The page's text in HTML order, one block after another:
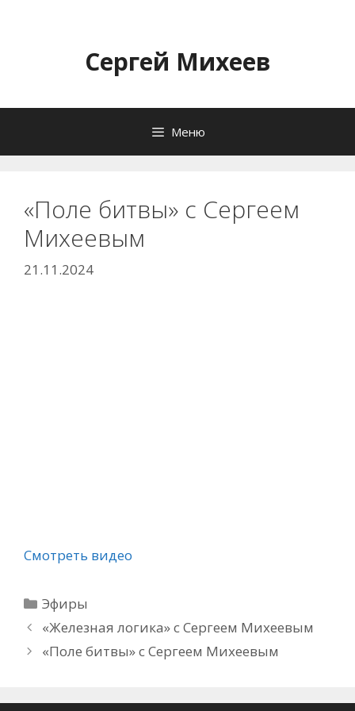
содержимомуСергей Михеев
Меню
«Поле битвы» с Сергеем
Михеевым
21.11.2024
Смотреть видео
Рубрики
Эфиры
«Железная логика» с Сергеем Михеевым
«Поле битвы» с Сергеем Михеевым